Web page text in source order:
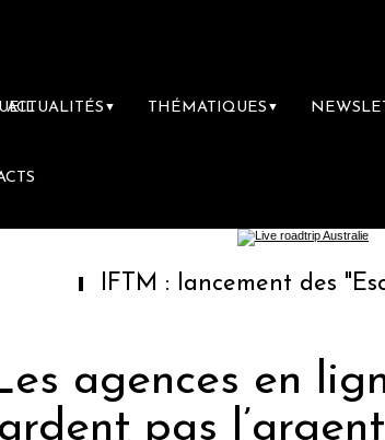
ACTUALITÉS ▼ THÉMATIQUES ▼
IFTM : lancement des "Escales
agences en
pas